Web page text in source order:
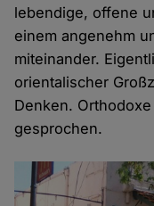
lebendige, offene
einem angenehm
miteinander.
orientalischer
Denken.
gesprochen.